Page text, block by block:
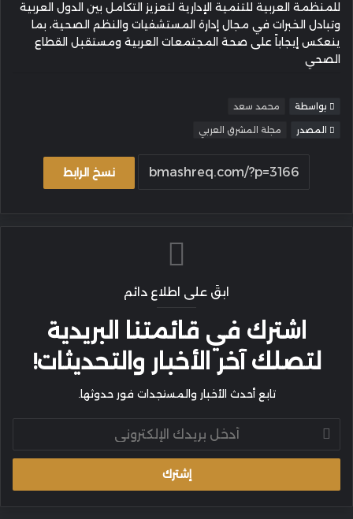
للمنظمة العربية للتنمية الإدارية لتعزيز التكامل بين الدول العربية
وتبادل الخبرات في مجال إدارة المستشفيات والنظم الصحية، بما
ينعكس إيجاباً على صحة المجتمعات العربية ومستقبل القطاع
الصحي
بواسطة محمد سعد
المصدر مجلة المشرق العربي
نسخ الرابط
ابقَ على اطلاع دائم
اشترك في قائمتنا البريدية
لتصلك آخر الأخبار والتحديثات!
تابع أحدث الأخبار والمستجدات فور حدوثها.
بريدك
الإلكتروني